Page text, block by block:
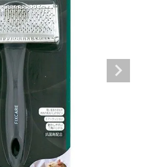
person 新規会員登録